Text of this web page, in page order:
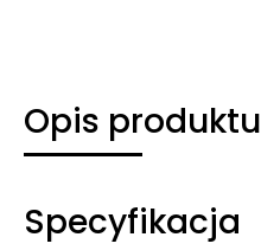
Opis produktu
Specyfikacja